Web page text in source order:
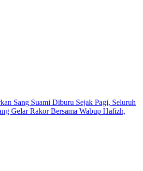
Sang Suami Diburu Sejak Pagi, Seluruh
Gelar Rakor Bersama Wabup Hafizh,